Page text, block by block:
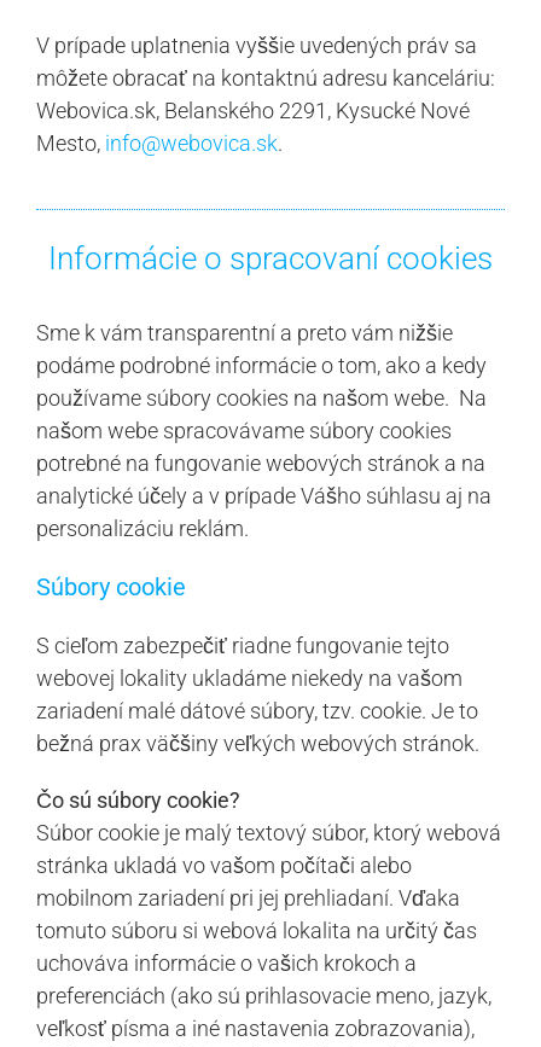
V prípade uplatnenia vyššie uvedených práv sa
môžete obracať na kontaktnú adresu kanceláriu:
Webovica.sk, Belanského 2291, Kysucké Nové
Mesto, info@webovica.sk.
Informácie o spracovaní cookies
Sme k vám transparentní a preto vám nižšie
podáme podrobné informácie o tom, ako a kedy
používame súbory cookies na našom webe. Na
našom webe spracovávame súbory cookies
potrebné na fungovanie webových stránok a na
analytické účely a v prípade Vášho súhlasu aj na
personalizáciu reklám.
Súbory cookie
S cieľom zabezpečiť riadne fungovanie tejto
webovej lokality ukladáme niekedy na vašom
zariadení malé dátové súbory, tzv. cookie. Je to
bežná prax väčšiny veľkých webových stránok.
Čo sú súbory cookie?
Súbor cookie je malý textový súbor, ktorý webová
stránka ukladá vo vašom počítači alebo
mobilnom zariadení pri jej prehliadaní. Vďaka
tomuto súboru si webová lokalita na určitý čas
uchováva informácie o vašich krokoch a
preferenciách (ako sú prihlasovacie meno, jazyk,
veľkosť písma a iné nastavenia zobrazovania),